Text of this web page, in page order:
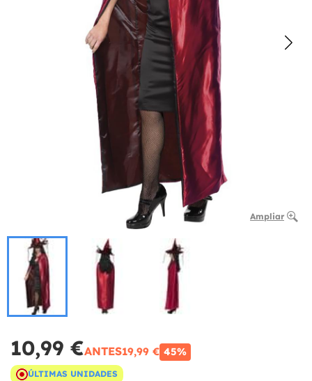
Ampliar
10,99 €ANTES19,99 € 45%
ÚLTIMAS UNIDADES